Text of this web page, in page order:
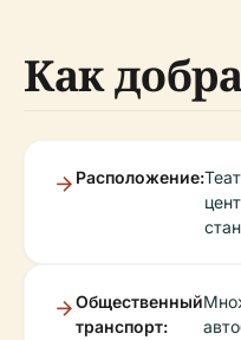
Как
Расположение:
Общественный
транспорт: